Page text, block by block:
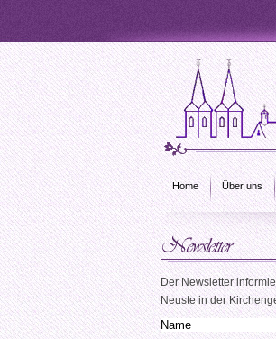
Home Über uns
Der Newsletter
Neuste in der